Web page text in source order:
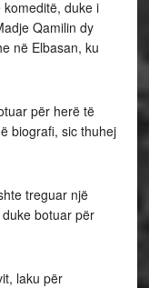
komeditë, duke i
Qamilin dy
në Elbasan, ku
për herë të
biografi, sic thuhej
treguar një
botuar për
laku për